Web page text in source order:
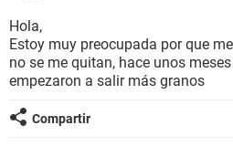
BIENESTAR
SEXUALIDAD
GLOSARIO
Hola,
Estoy muy preocupada por que
no se me quitan, hace unos
empezaron a salir más granos
Compartir